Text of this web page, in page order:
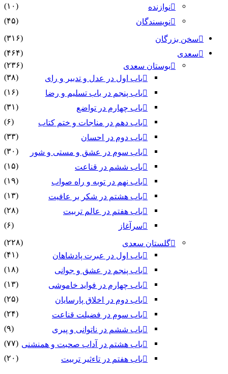
نوازنده
(۱۰)
نویسندگان
(۴۵)
سخن بزرگان
(۳۱۶)
سعدی
(۴۶۴)
بوستان سعدی
(۲۳۶)
باب اول در عدل و تدبیر و رای
(۳۸)
باب پنجم در باب تسلیم و رضا
(۱۶)
باب چهارم در تواضع
(۳۱)
باب دهم در مناجات و ختم کتاب
(۶)
باب دوم در احسان
(۳۳)
باب سوم در عشق و مستی و شور
(۳۰)
باب ششم در قناعت
(۱۵)
باب نهم در توبه و راه صواب
(۱۹)
باب هشتم در شکر بر عافیت
(۱۳)
باب هفتم در عالم تربیت
(۲۸)
سرآغاز
(۶)
گلستان سعدی
(۲۲۸)
باب اول در عبرت پادشاهان
(۴۱)
باب پنجم در عشق و جوانى
(۱۸)
باب چهارم در فواید خاموشى
(۱۳)
باب دوم در اخلاق پارسایان
(۲۵)
باب سوم در فضیلت قناعت
(۲۴)
باب ششم در ناتوانى و پیرى
(۹)
باب هشتم در آداب صحبت و همنشنى (۷۷)
باب هفتم در تاءثیر تربیت
(۲۰)